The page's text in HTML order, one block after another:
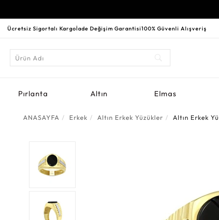
Ücretsiz Sigortalı Kargoİade Değişim Garantisi100% Güvenli Alışveriş
Pırlanta Altın Elmas
ANASAYFA Erkek Altın Erkek Yüzükler Altın Erkek